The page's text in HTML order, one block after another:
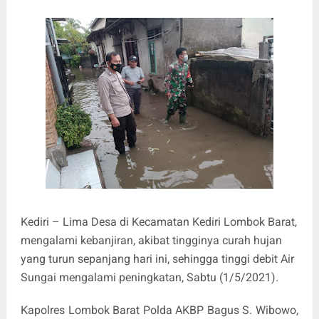
Kediri – Lima Desa di Kecamatan Kediri Lombok Barat,
mengalami kebanjiran, akibat tingginya curah hujan
yang turun sepanjang hari ini, sehingga tinggi debit Air
Sungai mengalami peningkatan, Sabtu (1/5/2021).
Kapolres Lombok Barat Polda AKBP Bagus S. Wibowo,